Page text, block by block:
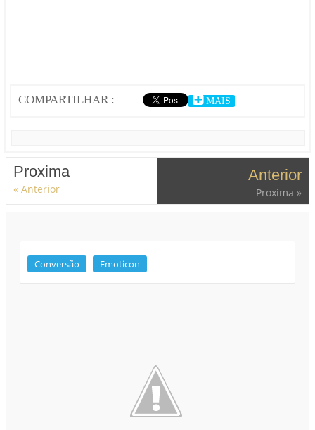
COMPARTILHAR : MAIS
Proxima
« Anterior
Anterior
Proxima »
Conversão Emoticon